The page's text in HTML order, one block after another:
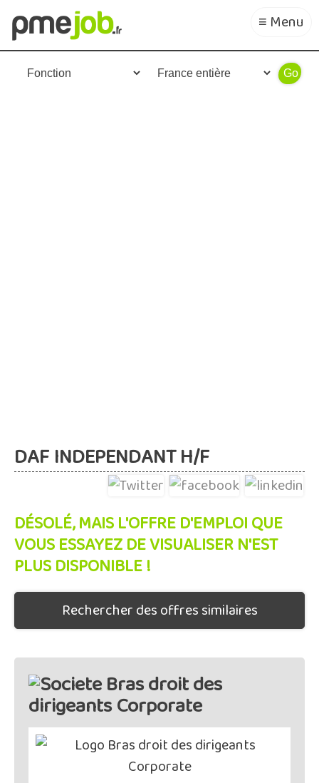
≡ Menu
DAF INDEPENDANT H/F
DÉSOLÉ, MAIS L'OFFRE D'EMPLOI QUE
VOUS ESSAYEZ DE VISUALISER N'EST
PLUS DISPONIBLE !
Rechercher des offres similaires
Bras droit des
dirigeants Corporate